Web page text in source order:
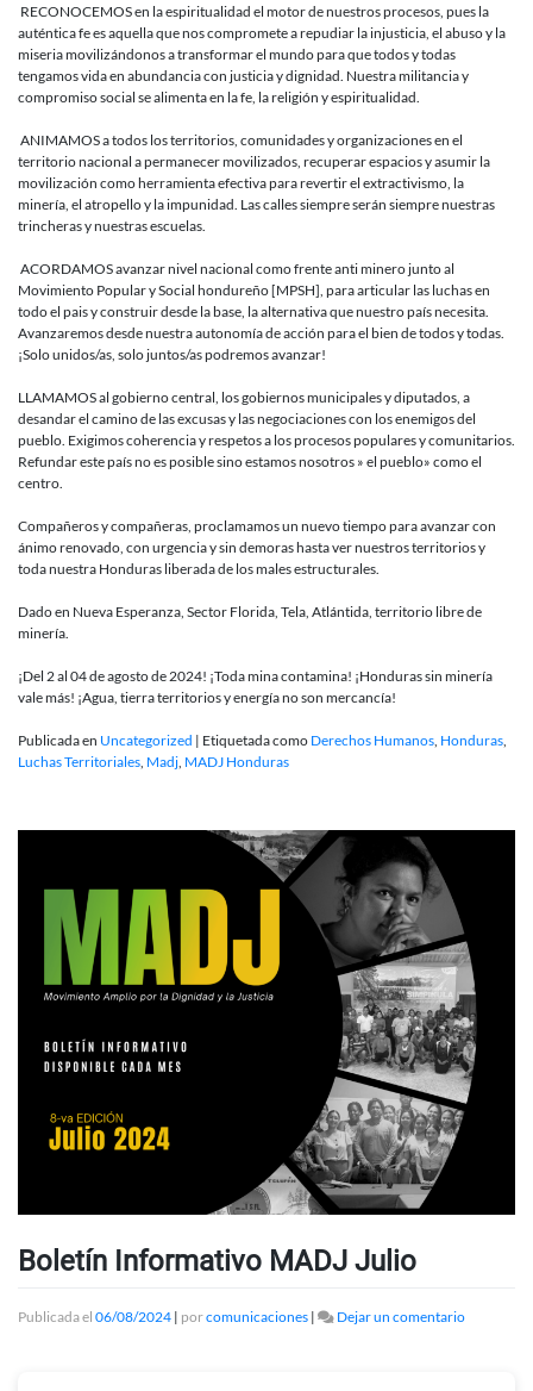
RECONOCEMOS en la espiritualidad el motor de nuestros procesos, pues la
auténtica fe es aquella que nos compromete a repudiar la injusticia, el abuso y la
miseria movilizándonos a transformar el mundo para que todos y todas
tengamos vida en abundancia con justicia y dignidad. Nuestra militancia y
compromiso social se alimenta en la fe, la religión y espiritualidad.
ANIMAMOS a todos los territorios, comunidades y organizaciones en el
territorio nacional a permanecer movilizados, recuperar espacios y asumir la
movilización como herramienta efectiva para revertir el extractivismo, la
minería, el atropello y la impunidad. Las calles siempre serán siempre nuestras
trincheras y nuestras escuelas.
ACORDAMOS avanzar nivel nacional como frente anti minero junto al
Movimiento Popular y Social hondureño [MPSH], para articular las luchas en
todo el pais y construir desde la base, la alternativa que nuestro país necesita.
Avanzaremos desde nuestra autonomía de acción para el bien de todos y todas.
¡Solo unidos/as, solo juntos/as podremos avanzar!
LLAMAMOS al gobierno central, los gobiernos municipales y diputados, a
desandar el camino de las excusas y las negociaciones con los enemigos del
pueblo. Exigimos coherencia y respetos a los procesos populares y comunitarios.
Refundar este país no es posible sino estamos nosotros » el pueblo» como el
centro.
Compañeros y compañeras, proclamamos un nuevo tiempo para avanzar con
ánimo renovado, con urgencia y sin demoras hasta ver nuestros territorios y
toda nuestra Honduras liberada de los males estructurales.
Dado en Nueva Esperanza, Sector Florida, Tela, Atlántida, territorio libre de
minería.
¡Del 2 al 04 de agosto de 2024! ¡Toda mina contamina! ¡Honduras sin minería
vale más! ¡Agua, tierra territorios y energía no son mercancía!
Publicada en Uncategorized | Etiquetada como Derechos Humanos Honduras
Luchas Territoriales Madj MADJ Honduras
Boletín Informativo MADJ Julio
Publicada el 06/08/2024 | porcomunicaciones | Dejar un comentarioen